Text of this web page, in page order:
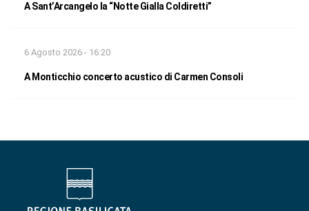
A Sant’Arcangelo la “Notte Gialla Coldiretti”
6 Agosto 2026 - 16:20
A Monticchio concerto acustico di Carmen Consoli